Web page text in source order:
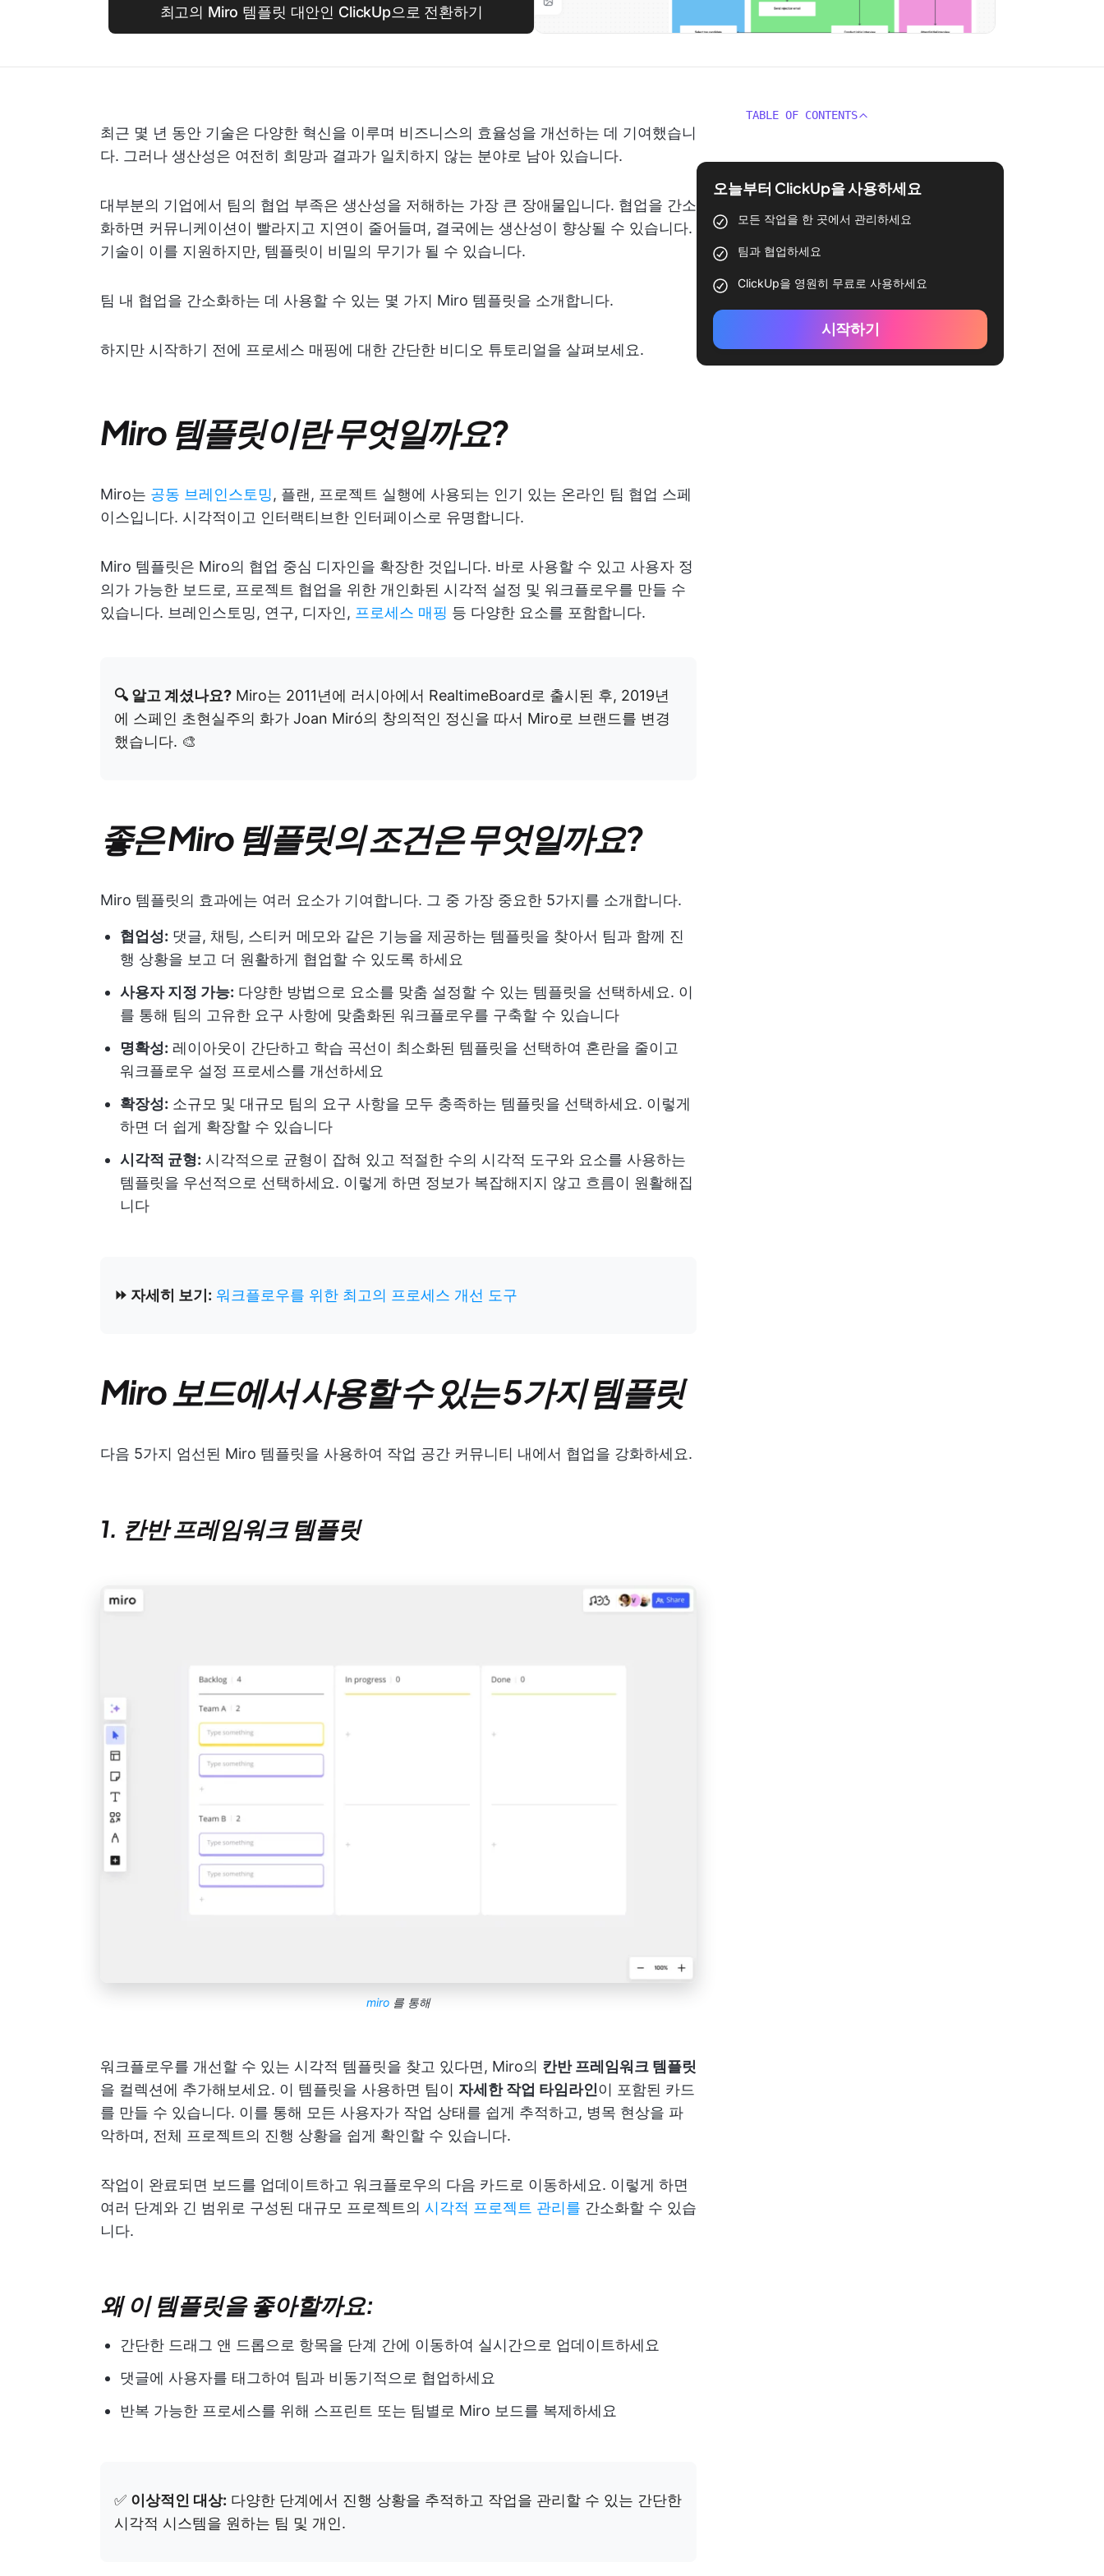
최고의 Miro 템플릿 대안인 ClickUp으로 전환하기
최근 몇 년 동안 기술은 다양한 혁신을 이루며 비즈니스의 효율성을 개선하는 데 기여했습니
다. 그러나 생산성은 여전히 희망과 결과가 일치하지 않는 분야로 남아 있습니다.
대부분의 기업에서 팀의 협업 부족은 생산성을 저해하는 가장 큰 장애물입니다. 협업을 간소
화하면 커뮤니케이션이 빨라지고 지연이 줄어들며, 결국에는 생산성이 향상될 수 있습니다.
기술이 이를 지원하지만, 템플릿이 비밀의 무기가 될 수 있습니다.
팀 내 협업을 간소화하는 데 사용할 수 있는 몇 가지 Miro 템플릿을 소개합니다.
하지만 시작하기 전에 프로세스 매핑에 대한 간단한 비디오 튜토리얼을 살펴보세요.
Miro 템플릿이란 무엇일까요?
Miro는 공동 브레인스토밍, 플랜, 프로젝트 실행에 사용되는 인기 있는 온라인 팀 협업 스페
이스입니다. 시각적이고 인터랙티브한 인터페이스로 유명합니다.
Miro 템플릿은 Miro의 협업 중심 디자인을 확장한 것입니다. 바로 사용할 수 있고 사용자 정
의가 가능한 보드로, 프로젝트 협업을 위한 개인화된 시각적 설정 및 워크플로우를 만들 수
있습니다. 브레인스토밍, 연구, 디자인, 프로세스 매핑 등 다양한 요소를 포함합니다.
🔍 알고 계셨나요? Miro는 2011년에 러시아에서 RealtimeBoard로 출시된 후, 2019년
에 스페인 초현실주의 화가 Joan Miró의 창의적인 정신을 따서 Miro로 브랜드를 변경
했습니다. 🎨
좋은 Miro 템플릿의 조건은 무엇일까요?
Miro 템플릿의 효과에는 여러 요소가 기여합니다. 그 중 가장 중요한 5가지를 소개합니다.
협업성: 댓글, 채팅, 스티커 메모와 같은 기능을 제공하는 템플릿을 찾아서 팀과 함께 진
행 상황을 보고 더 원활하게 협업할 수 있도록 하세요
사용자 지정 가능: 다양한 방법으로 요소를 맞춤 설정할 수 있는 템플릿을 선택하세요. 이
를 통해 팀의 고유한 요구 사항에 맞춤화된 워크플로우를 구축할 수 있습니다
명확성: 레이아웃이 간단하고 학습 곡선이 최소화된 템플릿을 선택하여 혼란을 줄이고
워크플로우 설정 프로세스를 개선하세요
확장성: 소규모 및 대규모 팀의 요구 사항을 모두 충족하는 템플릿을 선택하세요. 이렇게
하면 더 쉽게 확장할 수 있습니다
시각적 균형: 시각적으로 균형이 잡혀 있고 적절한 수의 시각적 도구와 요소를 사용하는
템플릿을 우선적으로 선택하세요. 이렇게 하면 정보가 복잡해지지 않고 흐름이 원활해집
니다
⏩ 자세히 보기: 워크플로우를 위한 최고의 프로세스 개선 도구
Miro 보드에서 사용할 수 있는 5가지 템플릿
다음 5가지 엄선된 Miro 템플릿을 사용하여 작업 공간 커뮤니티 내에서 협업을 강화하세요.
1. 칸반 프레임워크 템플릿
miro 를 통해
워크플로우를 개선할 수 있는 시각적 템플릿을 찾고 있다면, Miro의 칸반 프레임워크 템플릿
을 컬렉션에 추가해보세요. 이 템플릿을 사용하면 팀이 자세한 작업 타임라인이 포함된 카드
를 만들 수 있습니다. 이를 통해 모든 사용자가 작업 상태를 쉽게 추적하고, 병목 현상을 파
악하며, 전체 프로젝트의 진행 상황을 쉽게 확인할 수 있습니다.
작업이 완료되면 보드를 업데이트하고 워크플로우의 다음 카드로 이동하세요. 이렇게 하면
여러 단계와 긴 범위로 구성된 대규모 프로젝트의 시각적 프로젝트 관리를 간소화할 수 있습
니다.
왜 이 템플릿을 좋아할까요:
간단한 드래그 앤 드롭으로 항목을 단계 간에 이동하여 실시간으로 업데이트하세요
댓글에 사용자를 태그하여 팀과 비동기적으로 협업하세요
반복 가능한 프로세스를 위해 스프린트 또는 팀별로 Miro 보드를 복제하세요
✅ 이상적인 대상: 다양한 단계에서 진행 상황을 추적하고 작업을 관리할 수 있는 간단한
시각적 시스템을 원하는 팀 및 개인.
TABLE OF CONTENTS
오늘부터 ClickUp을 사용하세요
모든 작업을 한 곳에서 관리하세요
팀과 협업하세요
ClickUp을 영원히 무료로 사용하세요
시작하기